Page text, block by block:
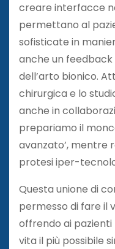
creare interfacce
permettano al
sofisticate in
anche un feedback
dell’arto bionico.
chirurgica e lo
anche in
prepariamo il
avanzato’, mentre
protesi iper-
Questa unione di
permesso di fare il
offrendo ai pazienti
vita il più possibile